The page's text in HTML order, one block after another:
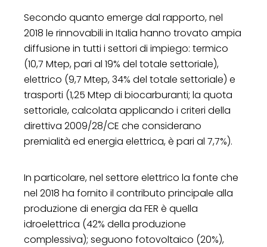
Secondo quanto emerge dal rapporto, nel
2018 le rinnovabili in Italia hanno trovato ampia
diffusione in tutti i settori di impiego: termico
(10,7 Mtep, pari al 19% del totale settoriale),
elettrico (9,7 Mtep, 34% del totale settoriale) e
trasporti (1,25 Mtep di biocarburanti; la quota
settoriale, calcolata applicando i criteri della
direttiva 2009/28/CE che considerano
premialità ed energia elettrica, è pari al 7,7%).
In particolare, nel settore elettrico la fonte che
nel 2018 ha fornito il contributo principale alla
produzione di energia da FER è quella
idroelettrica (42% della produzione
complessiva); seguono fotovoltaico (20%),